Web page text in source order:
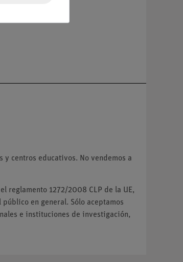
y centros educativos. No vendemos a
reglamento 1272/2008 CLP de la UE,
en general. Sólo aceptamos
e instituciones de investigación,